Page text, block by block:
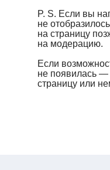
P. S. Если вы
не
на страницу
на модерацию.
Если
не появилась —
страницу или